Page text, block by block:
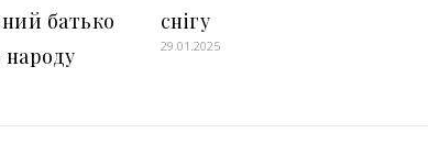
батько
народу
снігу
29.01.2025